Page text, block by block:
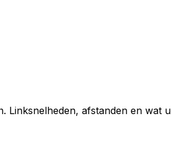
Linksnelheden, afstanden en wat